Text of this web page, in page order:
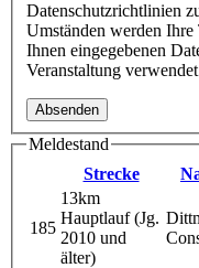
Datenschutzrichtlinien
Umständen werden
Ihnen eingegebenen
Veranstaltung
Meldestand
Strecke
185
13km
Hauptlauf (Jg.
2010 und
älter)